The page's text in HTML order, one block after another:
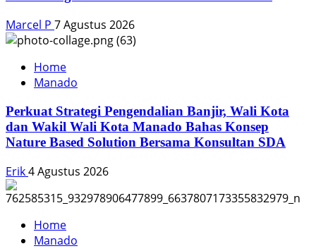
Marcel P 7 Agustus 2026
Home
Manado
Perkuat Strategi Pengendalian Banjir, Wali Kota
dan Wakil Wali Kota Manado Bahas Konsep
Nature Based Solution Bersama Konsultan SDA
Erik4 Agustus 2026
Home
Manado